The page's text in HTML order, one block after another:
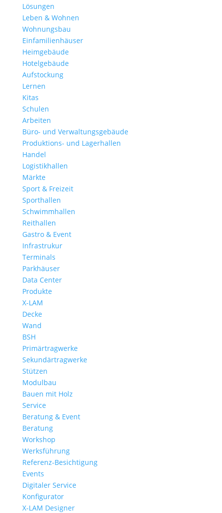
Lösungen
Leben & Wohnen
Wohnungs­bau
Einfamilien­häuser
Heimgebäude
Hotelgebäude
Aufstockung
Lernen
Kitas
Schulen
Arbeiten
Büro- und Verwaltungs­gebäude
Produktions- und Lagerhallen
Handel
Logistikhallen
Märkte
Sport & Freizeit
Sporthallen
Schwimmhallen
Reithallen
Gastro & Event
Infrastrukur
Terminals
Parkhäuser
Data Center
Produkte
X-LAM
Decke
Wand
BSH
Primärtragwerke
Sekundärtragwerke
Stützen
Modulbau
Bauen mit Holz
Service
Beratung & Event
Beratung
Workshop
Werksführung
Referenz-Besichtigung
Events
Digitaler Service
Konfigurator
X-LAM Designer